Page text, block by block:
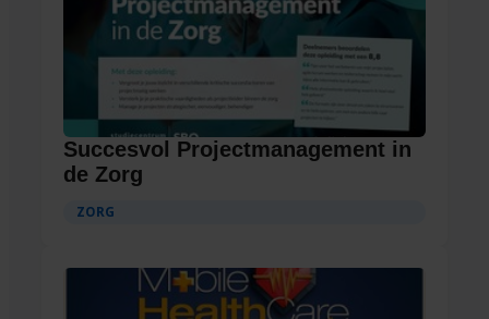
Succesvol Projectmanagement in
de Zorg
ZORG